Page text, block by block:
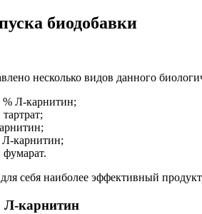
биодобавки
несколько видов данного
Л-карнитин;
карнитин;
себя наиболее эффективный
Л-карнитин